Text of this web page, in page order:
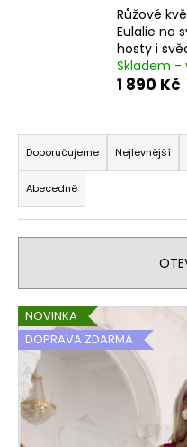
Růžové
Eulalie na
hosty i
Skladem -
1 890 Kč
Ř
a
z
e
n
r
o
d
u
k
t
ů
Doporučujeme Nejlevnější
Abecedně
V
ý
p
s
NOVINKA
DOPRAVA ZDARMA
t
?
D
o
p
o
r
u